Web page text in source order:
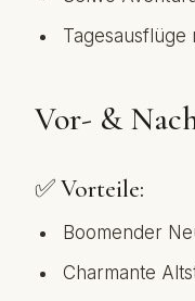
Vor- &
✅ Vorteile:
Boomender
Charmante